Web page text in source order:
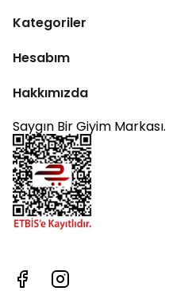
Kategoriler
Hesabım
Hakkımızda
Saygın Bir Giyim Markası.